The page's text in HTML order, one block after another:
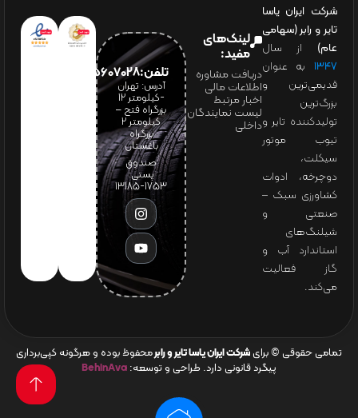
شرکت ایران یاسا
تایر و رابر (سهامی
عام) از سال
۱۳۴۷ به عنوان
قدیمی‌ترین و
بزرگ‌ترین
تولیدکننده تایر و
تیوب موتور
سیکلت،
دوچرخه، ادوات
کشاورزی سبک –
صنعتی و
شیلنگ‌های
استاندارد آب و
گاز فعالیت
می‌کند.
لینک‌های
مفید:
دریافت مشاوره
اطلاعات مالی
اخبار مرتبط
لیست نمایندگان
داخلی
تلفن:65607028(021)
آدرس: تهران
-کیلومتر 12
بزرگراه فتح –
کیلومتر ۲
بزرگراه
باغستان
صندوق
پستی:
1753-13185
تمامی حقوقی © برای شرکت ایران یاسا تایر و رابرمحفوظ بوده و هرگونه کپی‌برداری
پیگرد قانونی دارد. طراحی و توسعه: BehinAva